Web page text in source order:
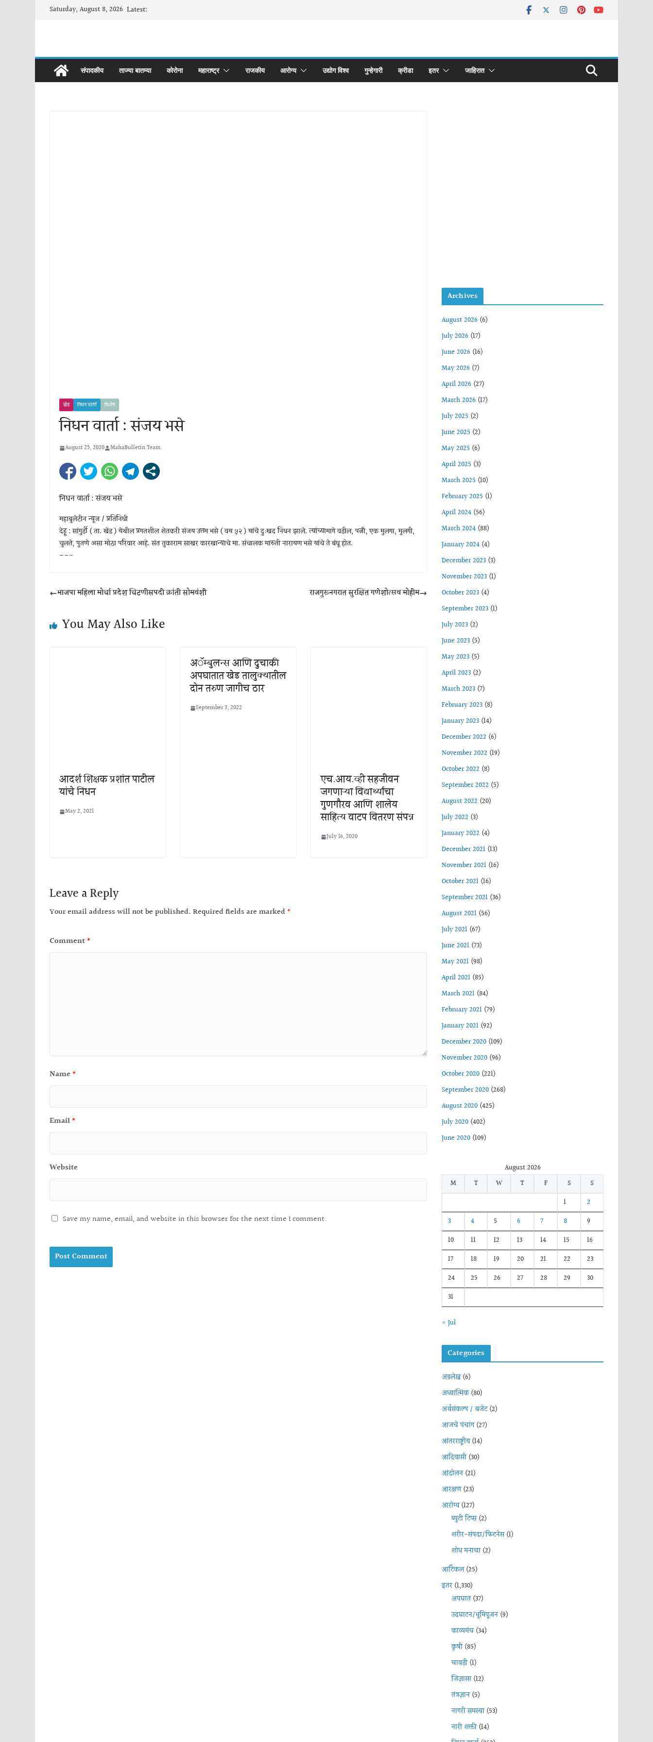
Saturday, August 8, 2026 Latest:
संपादकीय ताज्या बातम्या कोरोना महाराष्ट्र राजकीय आरोग्य उद्योग विश्व गुन्हेगारी क्रीडा इतर जाहिरात
खेड निधन वार्ता विशेष
निधन वार्ता : संजय भसे
August 25, 2020 MahaBulletin Team
निधन वार्ता : संजय भसे
महाबुलेटीन न्यूज / प्रतिनिधी
देहू : सांगुर्डी ( ता. खेड ) येथील प्रगतशील शेतकरी संजय उत्तम भसे ( वय ५२ ) यांचे दुःखद निधन झाले. त्यांच्यामागे वडील, पत्नी, एक मुलगा, मुलगी,
चुलते, पुतणे असा मोठा परिवार आहे. संत तुकाराम साखर कारखान्याचे मा. संचालक मारुती नारायण भसे यांचे ते बंधू होत.
——–
भाजपा महिला मोर्चा प्रदेश चिटणीसपदी क्रांती सोमवंशी राजगुरूनगरात सुरक्षित गणेशोत्सव मोहीम
You May Also Like
आदर्श शिक्षक प्रशांत पाटील
यांचे निधन
May 2, 2021
अॅम्बुलन्स आणि दुचाकी
अपघातात खेड तालुक्यातील
दोन तरुण जागीच ठार
September 3, 2022
एच.आय.व्ही सहजीवन
जगणाऱ्या विद्यार्थ्यांचा
गुणगौरव आणि शालेय
साहित्य वाटप वितरण संपन्न
July 16, 2020
Leave a Reply
Your email address will not be published. Required fields are marked *
Comment *
Name *
Email *
Website
Save my name, email, and website in this browser for the next time I comment.
Archives
August 2026 (6)
July 2026 (17)
June 2026 (16)
May 2026 (7)
April 2026 (27)
March 2026 (17)
July 2025 (2)
June 2025 (2)
May 2025 (6)
April 2025 (3)
March 2025 (10)
February 2025 (1)
April 2024 (56)
March 2024 (88)
January 2024 (4)
December 2023 (3)
November 2023 (1)
October 2023 (4)
September 2023 (1)
July 2023 (2)
June 2023 (5)
May 2023 (5)
April 2023 (2)
March 2023 (7)
February 2023 (8)
January 2023 (14)
December 2022 (6)
November 2022 (19)
October 2022 (8)
September 2022 (5)
August 2022 (20)
July 2022 (3)
January 2022 (4)
December 2021 (13)
November 2021 (16)
October 2021 (16)
September 2021 (36)
August 2021 (56)
July 2021 (67)
June 2021 (73)
May 2021 (98)
April 2021 (85)
March 2021 (84)
February 2021 (79)
January 2021 (92)
December 2020 (109)
November 2020 (96)
October 2020 (221)
September 2020 (268)
August 2020 (425)
July 2020 (402)
June 2020 (109)
August 2026
M
T W T F S
S
1
2
3
4 5 6 7 8
9
10
11 12 13 14 15
16
17
18 19 20 21 22
23
24
25 26 27 28 29
30
31
« Jul
Categories
अग्रलेख(6)
अध्यात्मिक(80)
अर्थसंकल्प / बजेट(2)
आजचे पंचांग(27)
आंतरराष्ट्रीय(14)
आदिवासी(30)
आंदोलन(21)
आरक्षण(23)
आरोग्य(127)
ब्युटी टिप्स(2)
शरीर-संपदा/फिटनेस(1)
शोध मनाचा(2)
आर्टिकल(25)
इतर(1,330)
अपघात(37)
उदघाटन/भूमिपूजन(9)
काव्यमंच(34)
कृषी(85)
चावडी(1)
जिज्ञासा(12)
तंत्रज्ञान(5)
नागरी समस्या(53)
नारी शक्ती(14)